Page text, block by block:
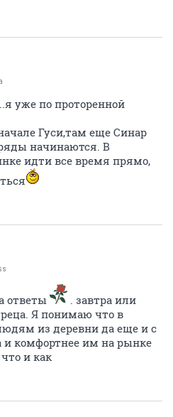
уже по проторенной
Гуси,там еще Синар
начинаются. В
идти все время прямо,
ответы
. завтра или
Я понимаю что в
из деревни да еще и с
и комфортнее им на рынке
и как